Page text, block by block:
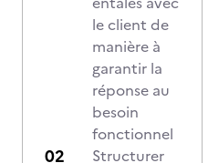
le client de
manière à
garantir la
réponse au
besoin
fonctionnel
Structurer